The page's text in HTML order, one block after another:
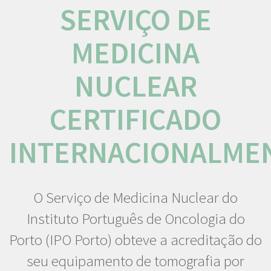
SERVIÇO DE
MEDICINA
NUCLEAR
CERTIFICADO
O Serviço de Medicina Nuclear do
Instituto Português de Oncologia do
Porto (IPO Porto) obteve a acreditação do
seu equipamento de tomografia por